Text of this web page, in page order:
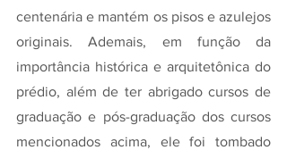
centenária e mantém os pisos e azulejos
originais. Ademais, em função da
importância histórica e arquitetônica do
prédio, além de ter abrigado cursos de
graduação e pós-graduação dos cursos
mencionados acima, ele foi tombado